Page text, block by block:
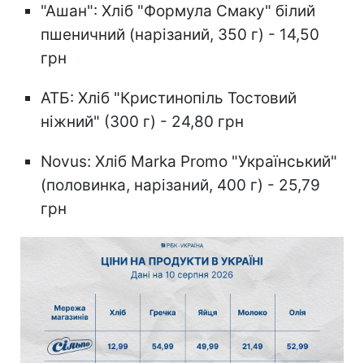
"Ашан": Хліб "Формула Смаку" білий
пшеничний (нарізаний, 350 г) - 14,50
грн
АТБ: Хліб "Кристинопіль Тостовий
ніжний" (300 г) - 24,80 грн
Novus: Хліб Marka Promo "Український"
(половинка, нарізаний, 400 г) - 25,79
грн